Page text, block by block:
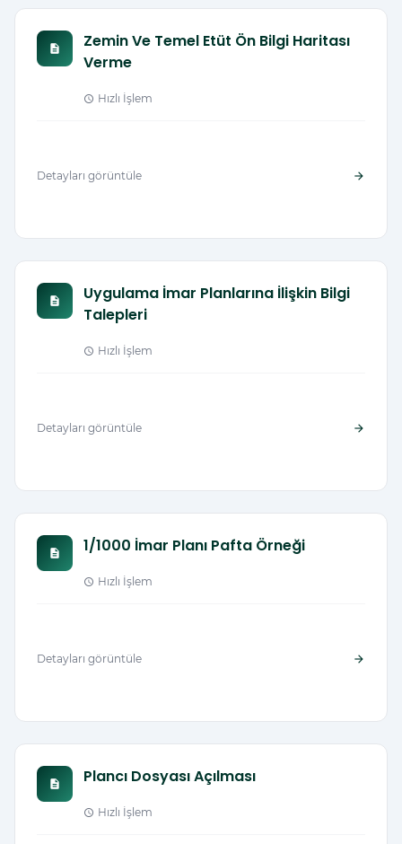
description
Zemin Ve Temel Etüt Ön Bilgi Haritası
Verme
schedule Hızlı İşlem
Detayları görüntüle arrow_forward
description
Uygulama İmar Planlarına İlişkin Bilgi
Talepleri
schedule Hızlı İşlem
Detayları görüntüle arrow_forward
description 1/1000 İmar Planı Pafta Örneği
schedule Hızlı İşlem
Detayları görüntüle arrow_forward
description Plancı Dosyası Açılması
schedule Hızlı İşlem